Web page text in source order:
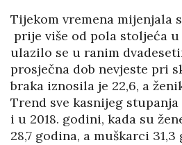
Tijekom vremena mijenjala
prije više od pola stoljeća
ulazilo se u ranim
prosječna dob nevjeste pri
braka iznosila je 22,6, a
Trend sve kasnijeg
i u 2018. godini, kada su
28,7 godina, a muškarci 31,3